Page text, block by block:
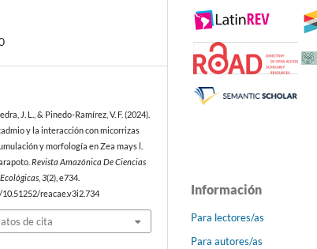
J. L., & Pinedo-Ramírez, V. F. (2024).
y la interacción con micorrizas
y morfología en Zea mays l.
Revista Amazónica De Ciencias
,3(2), e734.
reacae.v3i2.734
de cita
Información
Para lectores/as
Para autores/as